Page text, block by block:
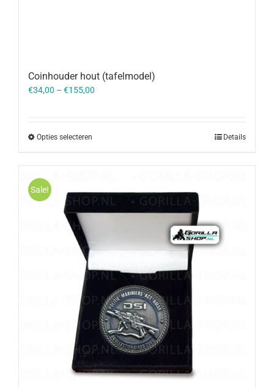
Coinhouder hout (tafelmodel)
€34,00 – €155,00
Opties selecteren Details
Sale!